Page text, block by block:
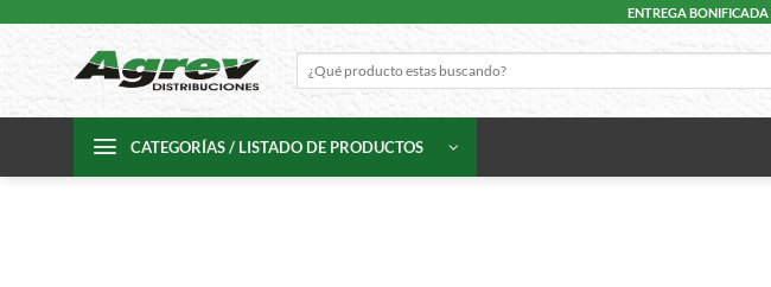
ENTREGA BONIFICADA
por:
CATEGORÍAS / LISTADO DE PRODUCTOS